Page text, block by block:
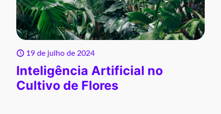
19 de julho de 2024
Inteligência Artificial no
Cultivo de Flores